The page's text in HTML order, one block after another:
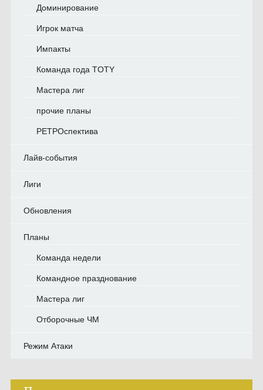
Доминирование
Игрок матча
Импакты
Команда года TOTY
Мастера лиг
прочие планы
РЕТРОспектива
Лайв-события
Лиги
Обновления
Планы
Команда недели
Командное празднование
Мастера лиг
Отборочные ЧМ
Режим Атаки